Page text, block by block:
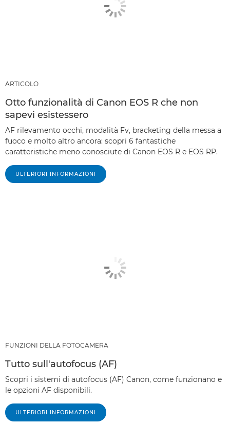
ARTICOLO
Otto funzionalità di Canon EOS R che non
sapevi esistessero
AF rilevamento occhi, modalità Fv, bracketing della messa a
fuoco e molto altro ancora: scopri 6 fantastiche
caratteristiche meno conosciute di Canon EOS R e EOS RP.
ULTERIORI INFORMAZIONI
FUNZIONI DELLA FOTOCAMERA
Tutto sull'autofocus (AF)
Scopri i sistemi di autofocus (AF) Canon, come funzionano e
le opzioni AF disponibili.
ULTERIORI INFORMAZIONI